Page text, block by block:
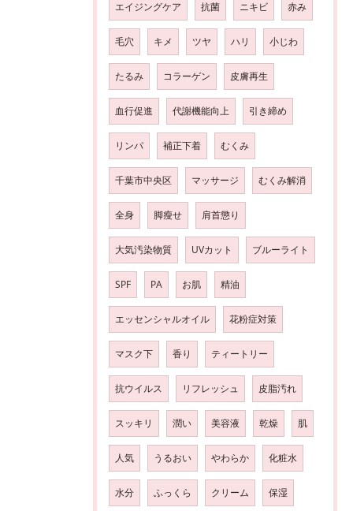
エイジングケア 抗菌 ニキビ 赤み
毛穴 キメ ツヤ ハリ 小じわ
たるみ コラーゲン 皮膚再生
血行促進 代謝機能向上 引き締め
リンパ 補正下着 むくみ
千葉市中央区 マッサージ むくみ解消
全身 脚瘦せ 肩首懲り
大気汚染物質 UVカット ブルーライト
SPF PA お肌 精油
エッセンシャルオイル 花粉症対策
マスク下 香り ティートリー
抗ウイルス リフレッシュ 皮脂汚れ
スッキリ 潤い 美容液 乾燥 肌
人気 うるおい やわらか 化粧水
水分 ふっくら クリーム 保湿